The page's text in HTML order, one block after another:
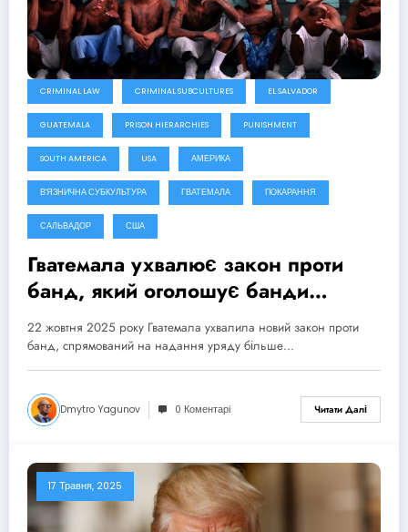
CRIMINAL LAW CRIMINAL SUBCULTURES EL SALVADOR
GUATEMALA PRISON HIERARCHIES PUNISHMENT
SOUTH AMERICA USA АМЕРИКА
В'ЯЗНИЧНА СУБКУЛЬТУРА ГВАТЕМАЛА ПОКАРАННЯ
САЛЬВАДОР США
Гватемала ухвалює закон проти
банд, який оголошує банди
терористичними групами
22 жовтня 2025 року Гватемала ухвалила новий закон проти
банд, спрямований на надання уряду більше…
Dmytro Yagunov 0 Коментарі Читати Далі
17 Травня, 2025